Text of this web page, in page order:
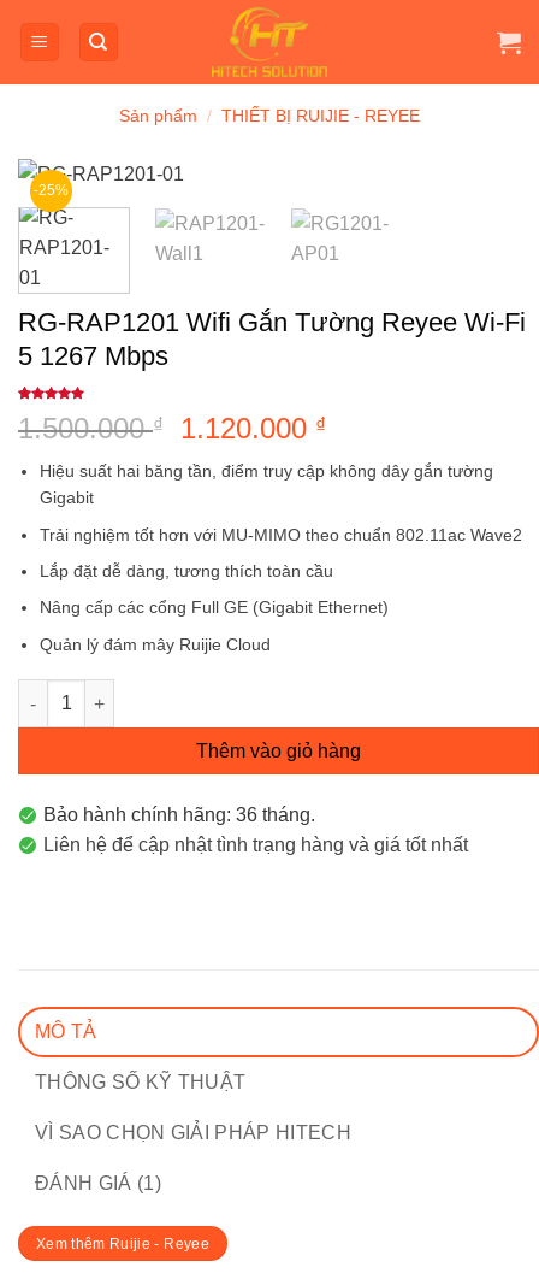
qua
Sản phẩm / THIẾT BỊ RUIJIE - REYEE
-25%
RG-RAP1201 Wifi Gắn Tường Reyee Wi-Fi
5 1267 Mbps
dựa trên
đánh giá
1.500.000₫
Giá
gốc
là:
1.120.000 ₫
hiện
tại
1.120.000 ₫.
Hiệu suất hai băng tần, điểm truy cập không dây gắn tường
Gigabit
Trải nghiệm tốt hơn với MU-MIMO theo chuẩn 802.11ac Wave2
Lắp đặt dễ dàng, tương thích toàn cầu
Nâng cấp các cổng Full GE (Gigabit Ethernet)
Quản lý đám mây Ruijie Cloud
RG-RAP1201 Wifi Gắn Tường Reyee Wi-Fi 5 1267 Mbps số
Thêm vào giỏ hàng
Bảo hành chính hãng: 36 tháng.
Liên hệ để cập nhật tình trạng hàng và giá tốt nhất
MÔ TẢ
THÔNG SỐ KỸ THUẬT
VÌ SAO CHỌN GIẢI PHÁP HITECH
ĐÁNH GIÁ (1)
Xem thêm Ruijie - Reyee